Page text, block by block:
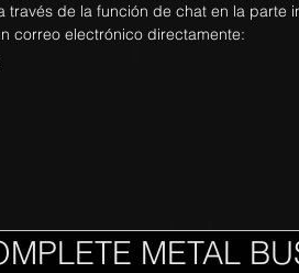
través de la función de chat en la parte
correo electrónico directamente:
METAL